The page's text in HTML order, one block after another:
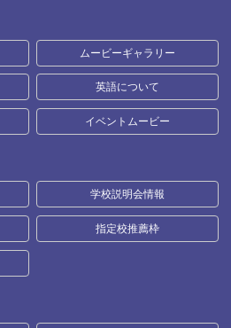
ムービーギャラリー
英語について
イベントムービー
学校説明会情報
指定校推薦枠